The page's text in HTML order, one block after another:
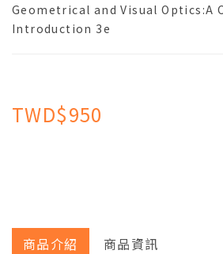
Geometrical and Visual Optics:A
Introduction 3e
TWD$950
商品介紹 商品資訊